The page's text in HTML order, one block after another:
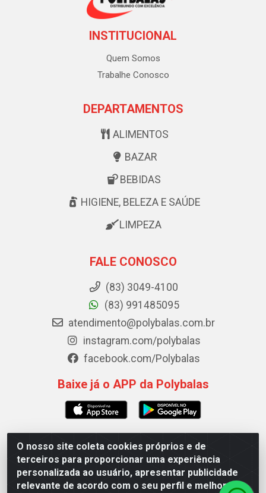
O nosso site coleta cookies próprios e de
terceiros para proporcionar uma experiência
personalizada ao usuário, apresentar publicidade
relevante de acordo com o seu perfil e melhorar a
INSTITUCIONAL
Quem Somos
Trabalhe Conosco
DEPARTAMENTOS
ALIMENTOS
BAZAR
BEBIDAS
HIGIENE, BELEZA E SAÚDE
LIMPEZA
FALE CONOSCO
(83) 3049-4100
(83) 991485095
atendimento@polybalas.com.br
instagram.com/polybalas
facebook.com/Polybalas
Baixe já o APP da Polybalas
Polybalas - Rua João Miguel de Souza, 173 Galpão B -
Ernesto Geisel, João Pessoa/PB - CEP 58.075-075 - CNPJ
00.909.327/0002-61